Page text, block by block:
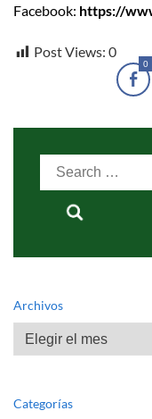
Facebook: https://
Post Views: 0
0
Search
for:
Archivos
Archivos
Categorías